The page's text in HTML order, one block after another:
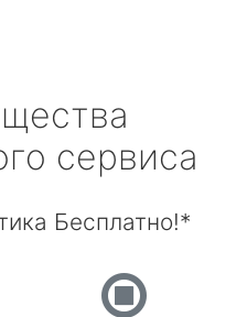
сервиса
Бесплатно!*